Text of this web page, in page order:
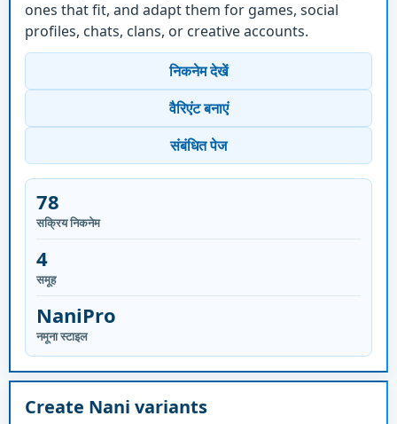
ones that fit, and adapt them for games, social
profiles, chats, clans, or creative accounts.
निकनेम देखें
वैरिएंट बनाएं
संबंधित पेज
78
सक्रिय निकनेम
4
समूह
NaniPro
नमूना स्टाइल
Create Nani variants